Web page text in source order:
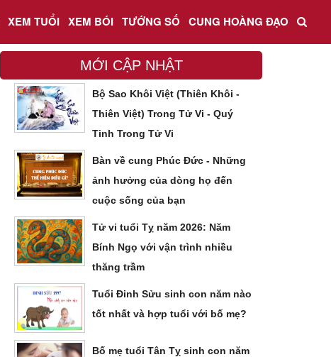
XEM TUỔI XEM BÓI TƯỚNG SỐ CUNG HOÀNG ĐẠO
MỚI CẬP NHẬT
Bộ Sao Khôi Việt (Thiên Khôi -
Thiên Việt) Trong Tử Vi - Quý
Tinh Trong Tử Vi
Bàn về cung Phúc Đức - Những
ảnh hưởng của dòng họ đến
cuộc sống của bạn
Tử vi tuổi Tỵ năm 2026: Năm
Bính Ngọ với vận trình nhiều
thăng trầm
Tuổi Đinh Sửu sinh con năm nào
tốt nhất và hợp tuổi với bố mẹ?
Bố mẹ tuổi Tân Tỵ sinh con năm